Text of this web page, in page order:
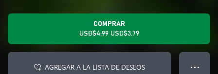
COMPRAR
USD$4.99 USD$3.79
AGREGAR A LA LISTA DE DESEOS ● ● ●